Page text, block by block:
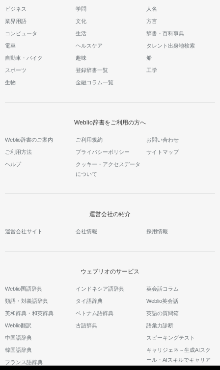
ビジネス 学問 人名
業界用語 文化 方言
コンピュータ 生活 辞書・百科事典
電車 ヘルスケア タレント出身地検索
自動車・バイク 趣味 船
スポーツ 登録辞書一覧 工学
生物 金融コラム一覧
Weblio辞書をご利用の方へ
Weblio辞書のご案内 ご利用規約 お問い合わせ
ご利用方法 プライバシーポリシー サイトマップ
ヘルプ
クッキー・アクセスデータ
について
運営会社の紹介
運営会社サイト 会社情報 採用情報
ウェブリオのサービス
Weblio国語辞典
類語・対義語辞典
英和辞典・和英辞典
Weblio翻訳
中国語辞典
韓国語辞典
フランス語辞典
インドネシア語辞典
タイ語辞典
ベトナム語辞典
古語辞典
英会話コラム
Weblio英会話
英語の質問箱
語彙力診断
スピーキングテスト
キャリジェネ～生成AIスク
ール・AIスキルでキャリア